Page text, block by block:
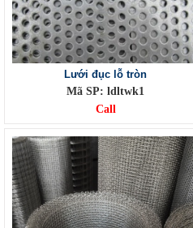
Lưới đục lỗ tròn
Mã SP: ldltwk1
Call